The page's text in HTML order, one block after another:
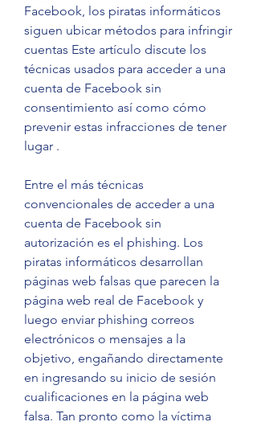
Facebook, los piratas informáticos
siguen ubicar métodos para infringir
cuentas Este artículo discute los
técnicas usados para acceder a una
cuenta de Facebook sin
consentimiento así como cómo
prevenir estas infracciones de tener
lugar .
Entre el más técnicas
convencionales de acceder a una
cuenta de Facebook sin
autorización es el phishing. Los
piratas informáticos desarrollan
páginas web falsas que parecen la
página web real de Facebook y
luego enviar phishing correos
electrónicos o mensajes a la
objetivo, engañando directamente
en ingresando su inicio de sesión
cualificaciones en la página web
falsa. Tan pronto como la víctima